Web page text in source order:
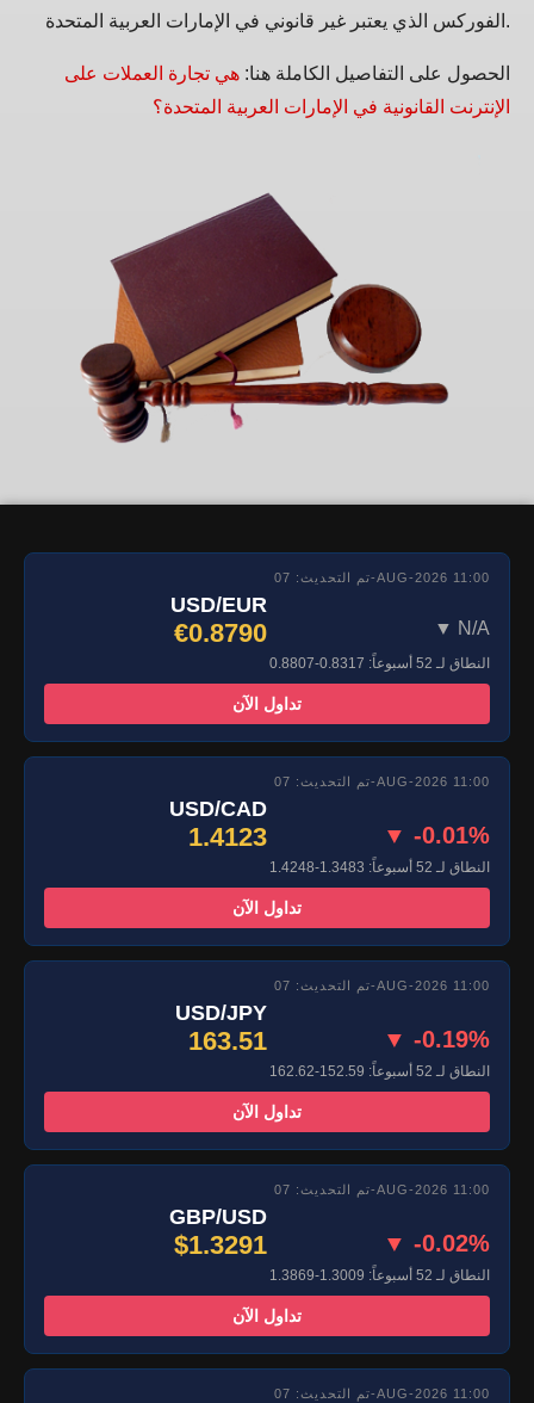
الفوركس الذي يعتبر غير قانوني في الإمارات العربية المتحدة.
الحصول على التفاصيل الكاملة هنا: هي تجارة العملات على
الإنترنت القانونية في الإمارات العربية المتحدة؟
تم التحديث: 07-AUG-2026 11:00
USD/EUR
€0.8790 ▼ N/A
النطاق لـ 52 أسبوعاً: 0.8317-0.8807
تداول الآن
تم التحديث: 07-AUG-2026 11:00
USD/CAD
1.4123 ▼ -0.01%
النطاق لـ 52 أسبوعاً: 1.3483-1.4248
تداول الآن
تم التحديث: 07-AUG-2026 11:00
USD/JPY
163.51 ▼ -0.19%
النطاق لـ 52 أسبوعاً: 152.59-162.62
تداول الآن
تم التحديث: 07-AUG-2026 11:00
GBP/USD
$1.3291 ▼ -0.02%
النطاق لـ 52 أسبوعاً: 1.3009-1.3869
تداول الآن
تم التحديث: 07-AUG-2026 11:00